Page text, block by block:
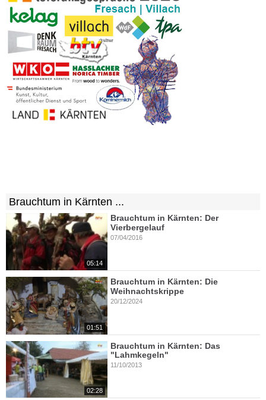
Brauchtum in Kärnten ...
05:14
Brauchtum in Kärnten: Der
Vierbergelauf
07/04/2016
01:51
Brauchtum in Kärnten: Die
Weihnachtskrippe
20/12/2024
02:28
Brauchtum in Kärnten: Das
"Lahmkegeln"
11/10/2013